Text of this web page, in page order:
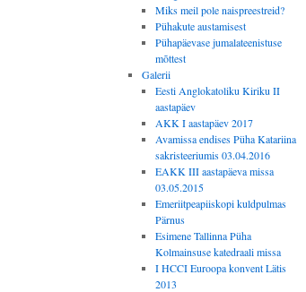
Miks meil pole naispreestreid?
Pühakute austamisest
Pühapäevase jumalateenistuse
mõttest
Galerii
Eesti Anglokatoliku Kiriku II
aastapäev
AKK I aastapäev 2017
Avamissa endises Püha Katariina
sakristeeriumis 03.04.2016
EAKK III aastapäeva missa
03.05.2015
Emeriitpeapiiskopi kuldpulmas
Pärnus
Esimene Tallinna Püha
Kolmainsuse katedraali missa
I HCCI Euroopa konvent Lätis
2013